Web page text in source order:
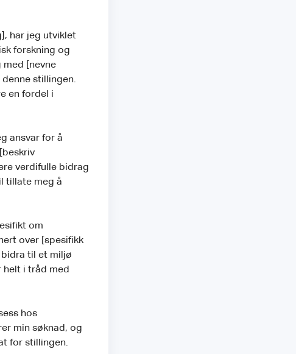
har jeg utviklet
forskning og
med [nevne
stillingen.
en fordel i
ansvar for å
verdifulle bidrag
tillate meg å
om
over [spesifikk
til et miljø
helt i tråd med
hos
min søknad, og
for stillingen.